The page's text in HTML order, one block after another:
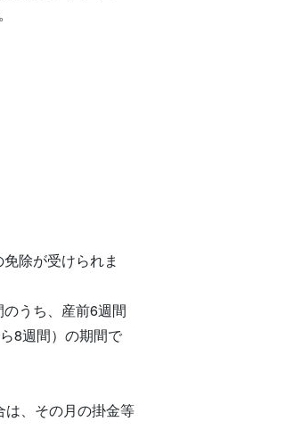
除が受けられま
うち、産前6週間
8週間）の期間で
は、その月の掛金等